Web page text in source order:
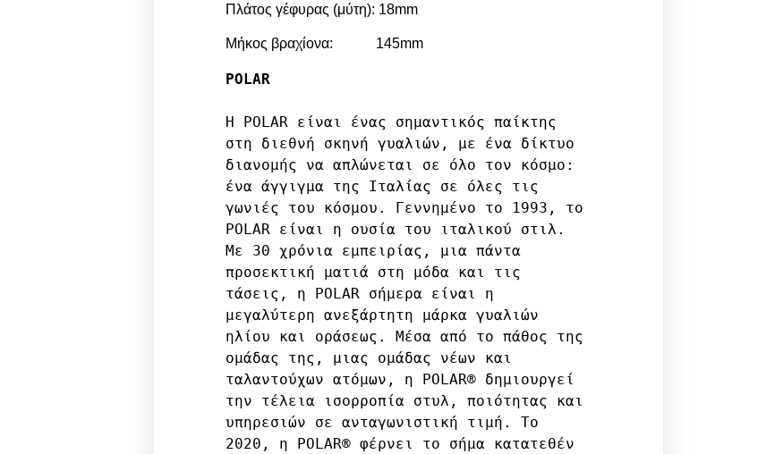
Πλάτος γέφυρας (μύτη): 18mm
Μήκος βραχίονα: 145mm
POLAR
Η POLAR είναι ένας σημαντικός παίκτης
στη διεθνή σκηνή γυαλιών, με ένα δίκτυο
διανομής να απλώνεται σε όλο τον κόσμο:
ένα άγγιγμα της Ιταλίας σε όλες τις
γωνιές του κόσμου. Γεννημένο το 1993, το
POLAR είναι η ουσία του ιταλικού στιλ.
Με 30 χρόνια εμπειρίας, μια πάντα
προσεκτική ματιά στη μόδα και τις
τάσεις, η POLAR σήμερα είναι η
μεγαλύτερη ανεξάρτητη μάρκα γυαλιών
ηλίου και οράσεως. Μέσα από το πάθος της
ομάδας της, μιας ομάδας νέων και
ταλαντούχων ατόμων, η POLAR® δημιουργεί
την τέλεια ισορροπία στυλ, ποιότητας και
υπηρεσιών σε ανταγωνιστική τιμή. Το
2020, η POLAR® φέρνει το σήμα κατατεθέν